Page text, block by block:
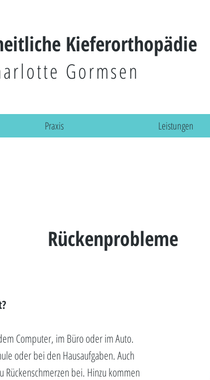
Kieferorthopädie
Gormsen
Praxis Leistungen
Rückenprobleme
Computer, im Büro oder im Auto.
oder bei den Hausaufgaben. Auch
Rückenschmerzen bei. Hinzu kommen